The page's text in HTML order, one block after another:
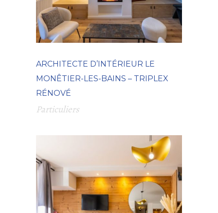
ARCHITECTE D’INTÉRIEUR LE
MONÊTIER-LES-BAINS – TRIPLEX
RÉNOVÉ
Particuliers